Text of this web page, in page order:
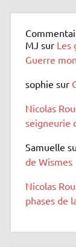
MJ sur Les
Guerre
sophie sur
Nicolas
seigneurie
Samuelle
de Wismes
Nicolas
phases de